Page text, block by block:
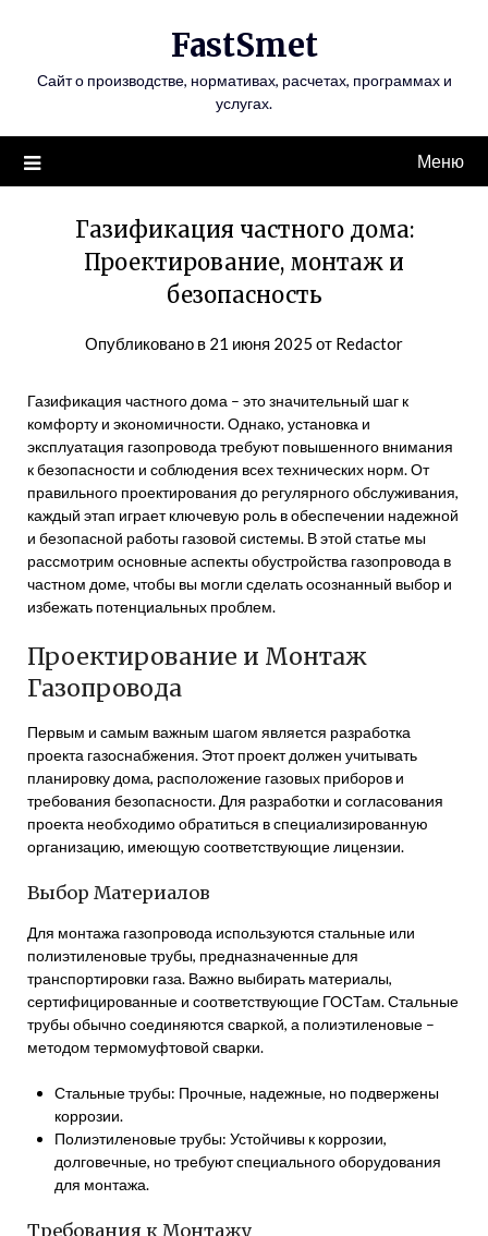
FastSmet
Сайт о производстве, нормативах, расчетах, программах и
услугах.
Меню
Газификация частного дома:
Проектирование, монтаж и
безопасность
Опубликовано в 21 июня 2025 от Redactor
Газификация частного дома – это значительный шаг к
комфорту и экономичности. Однако, установка и
эксплуатация газопровода требуют повышенного внимания
к безопасности и соблюдения всех технических норм. От
правильного проектирования до регулярного обслуживания,
каждый этап играет ключевую роль в обеспечении надежной
и безопасной работы газовой системы. В этой статье мы
рассмотрим основные аспекты обустройства газопровода в
частном доме, чтобы вы могли сделать осознанный выбор и
избежать потенциальных проблем.
Проектирование и Монтаж
Газопровода
Первым и самым важным шагом является разработка
проекта газоснабжения. Этот проект должен учитывать
планировку дома, расположение газовых приборов и
требования безопасности. Для разработки и согласования
проекта необходимо обратиться в специализированную
организацию, имеющую соответствующие лицензии.
Выбор Материалов
Для монтажа газопровода используются стальные или
полиэтиленовые трубы, предназначенные для
транспортировки газа. Важно выбирать материалы,
сертифицированные и соответствующие ГОСТам. Стальные
трубы обычно соединяются сваркой, а полиэтиленовые –
методом термомуфтовой сварки.
Стальные трубы: Прочные, надежные, но подвержены
коррозии.
Полиэтиленовые трубы: Устойчивы к коррозии,
долговечные, но требуют специального оборудования
для монтажа.
Требования к Монтажу